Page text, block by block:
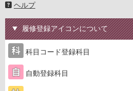
ヘルプ
履修登録アイコンについて
科目コード登録科目
自動登録科目